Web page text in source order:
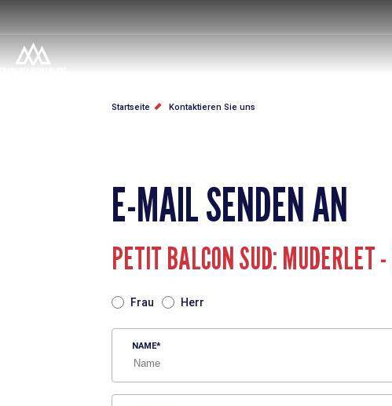
Inhalt
PFADNAVIGATION
Startseite Kontaktieren Sie uns
E-MAIL SENDEN AN
PETIT BALCON SUD: MUDERLET
Frau Herr
NAME